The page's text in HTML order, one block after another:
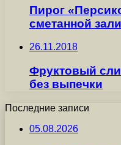
Пирог
сметанной
26.11.2018
Фруктовый
без выпечки
Последние записи
05.08.2026